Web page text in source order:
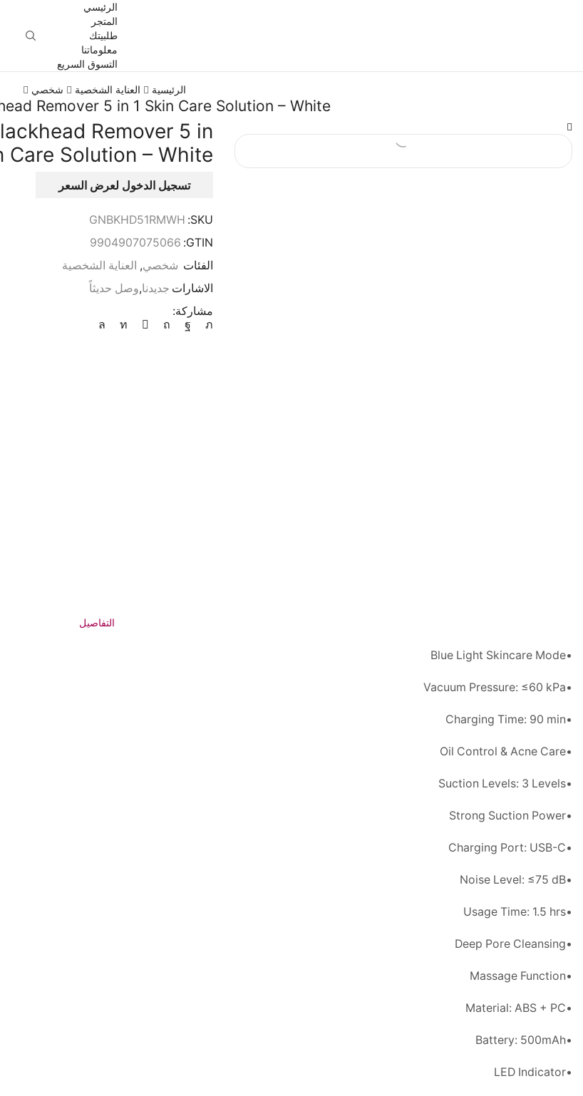
الرئيسي
المتجر
طلبيتك
معلوماتنا
التسوق السريع
الرئيسية العناية الشخصية شخصي
Remover 5 in 1 Skin Care Solution – White
Remover 5 in
Care Solution – White
تسجيل الدخول لعرض السعر
SKU:
GNBKHD51RMWH
GTIN:
9904907075066
الفئات شخصي, العناية الشخصية
الاشارات جديدنا,وصل حديثاً
مشاركة:
التفاصيل
•Blue Light Skincare Mode
•Vacuum Pressure: ≤60 kPa
•Charging Time: 90 min
•Oil Control & Acne Care
•Suction Levels: 3 Levels
•Strong Suction Power
•Charging Port: USB-C
•Noise Level: ≤75 dB
•Usage Time: 1.5 hrs
•Deep Pore Cleansing
•Massage Function
•Material: ABS + PC
•Battery: 500mAh
•LED Indicator